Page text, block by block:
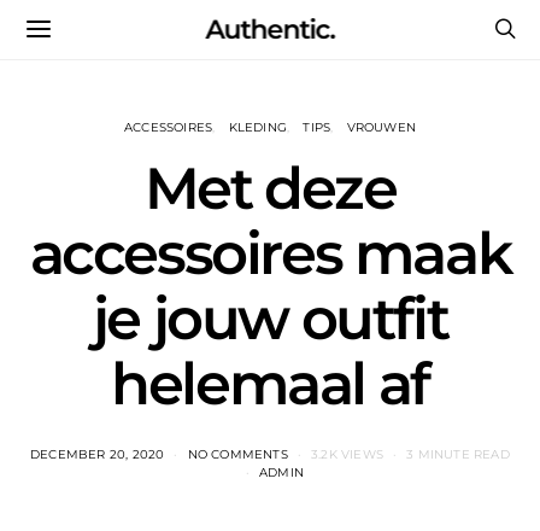
Authentic.
ACCESSOIRES KLEDING TIPS VROUWEN
Met deze
accessoires maak
je jouw outfit
helemaal af
DECEMBER 20, 2020 NO COMMENTS 3.2K VIEWS
3 MINUTE READ
ADMIN